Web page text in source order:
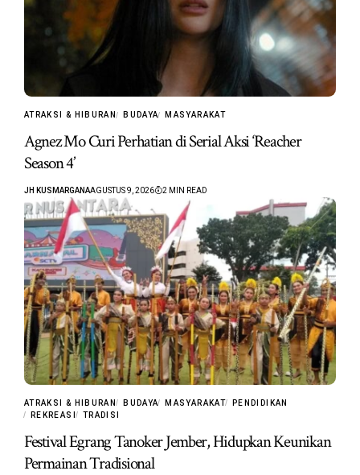
ATRAKSI & HIBURAN BUDAYA MASYARAKAT
Agnez Mo Curi Perhatian di Serial Aksi ‘Reacher
Season 4’
JH KUSMARGANAAGUSTUS 9, 2026 2 MIN READ
ATRAKSI & HIBURAN BUDAYA MASYARAKAT
PENDIDIKAN
REKREASI
TRADISI
Festival Egrang Tanoker Jember, Hidupkan Keunikan
Permainan Tradisional